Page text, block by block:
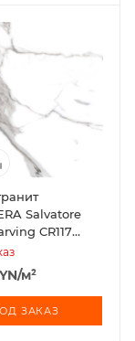
Salvatore
CR117
/м²
ЗАКАЗ